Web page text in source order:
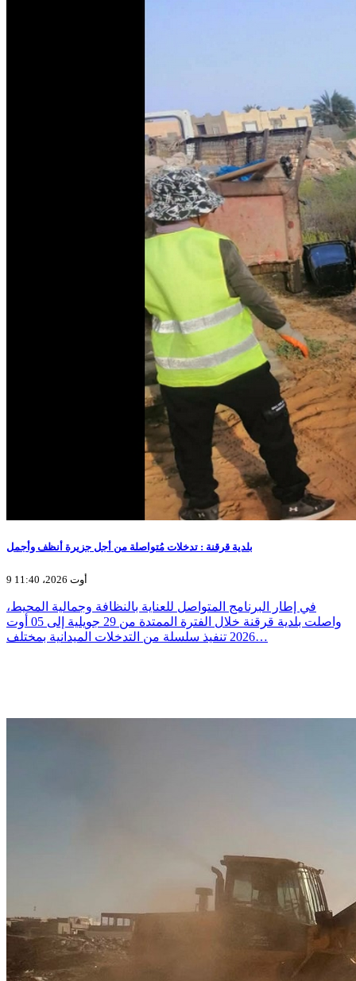
بلدية قرقنة : تدخلات مُتواصلة من أجل جزيرة أنظف وأجمل
9 أوت 2026، 11:40
في إطار البرنامج المتواصل للعناية بالنظافة وجمالية المحيط،
واصلت بلدية قرقنة خلال الفترة الممتدة من 29 جويلية إلى 05 أوت
2026 تنفيذ سلسلة من التدخلات الميدانية بمختلف…